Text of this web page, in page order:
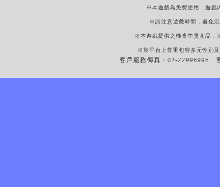
※本遊戲為免費使用，遊戲
※請注意遊戲時間，避免
※本遊戲提供之機會中獎商品，
※於平台上尊重包容多元性別
客戶服務傳真：02-22996996